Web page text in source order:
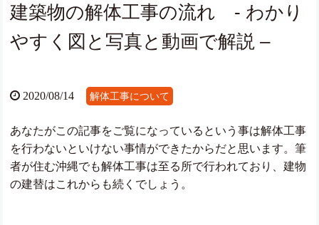
建築物の解体工事の流れ - わかり
やすく図と写真と動画で解説 –
2020/08/14 解体工事について
あなたがこの記事をご覧になっているという事は解体工事
を行わないといけない事情ができたからだと思います。筆
者が住む沖縄でも解体工事は至る所で行われており、建物
の建替はこれからも続くでしょう。